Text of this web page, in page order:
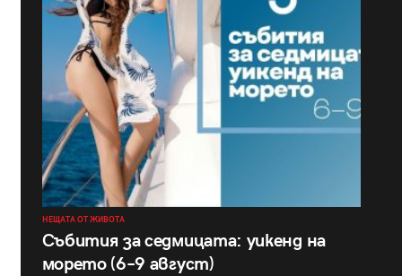
НЕЩАТА ОТ ЖИВОТА
Събития за седмицата: уикенд на
морето (6–9 август)